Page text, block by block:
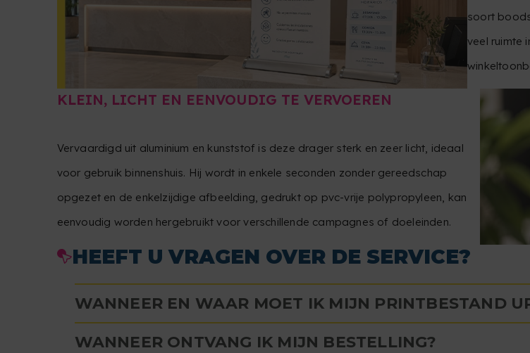
soort
veel ruimte
KLEIN, LICHT EN EENVOUDIG TE VERVOEREN
Vervaardigd uit aluminium en kunststof is deze drager sterk en zeer licht, ideaal
voor gebruik binnenshuis. Hij wordt in enkele seconden zonder gereedschap
opgezet en de enkelzijdige afbeelding, gedrukt op pvc-vrije polypropyleen, kan
eenvoudig worden hergebruikt voor verschillende campagnes of doeleinden.
HEEFT U VRAGEN OVER DE SERVICE?
WANNEER EN WAAR MOET IK MIJN PRINTBESTAND
WANNEER ONTVANG IK MIJN BESTELLING?